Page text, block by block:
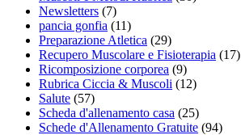
Newsletters (7)
pancia gonfia (11)
Preparazione Atletica (29)
Recupero Muscolare e Fisioterapia (17)
Ricomposizione corporea (9)
Rubrica Ciccia & Muscoli (12)
Salute (57)
Scheda d'allenamento casa (25)
Schede d'Allenamento Gratuite (94)